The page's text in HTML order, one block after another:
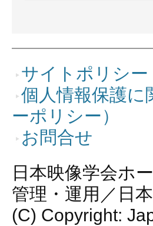
サイトポリシー
個人情報保護に
ーポリシー）
お問合せ
日本映像学会ホ
管理・運用／日
(C) Copyright: